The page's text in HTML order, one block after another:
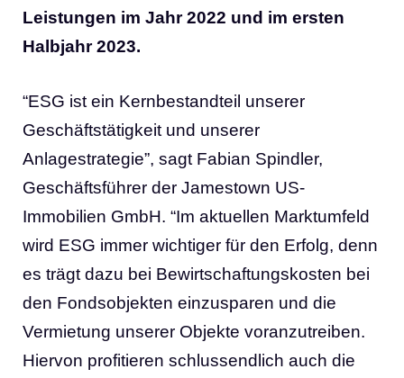
Leistungen im Jahr 2022 und im ersten
Halbjahr 2023.
“ESG ist ein Kernbestandteil unserer
Geschäftstätigkeit und unserer
Anlagestrategie”, sagt Fabian Spindler,
Geschäftsführer der Jamestown US-
Immobilien GmbH. “Im aktuellen Marktumfeld
wird ESG immer wichtiger für den Erfolg, denn
es trägt dazu bei Bewirtschaftungskosten bei
den Fondsobjekten einzusparen und die
Vermietung unserer Objekte voranzutreiben.
Hiervon profitieren schlussendlich auch die